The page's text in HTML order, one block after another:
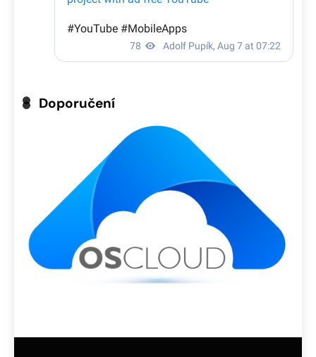
Doporučení